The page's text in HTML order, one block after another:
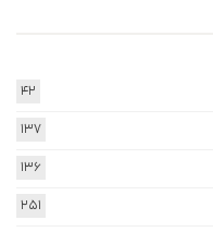
42
137
136
251